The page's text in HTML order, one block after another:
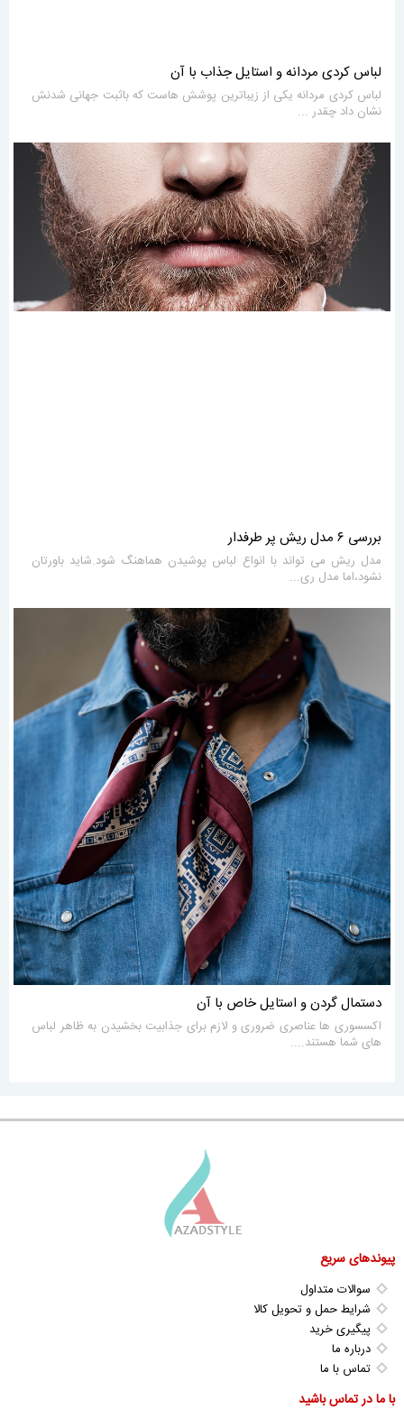
لباس کردی مردانه و استایل جذاب با آن
لباس کردی مردانه یکی از زیباترین پوشش هاست که باثبت جهانی شدنش
نشان داد چقدر ...
بررسی ۶ مدل ریش پر طرفدار
مدل ریش می تواند با انواع لباس پوشیدن هماهنگ شود.شاید باورتان
نشود،اما مدل ری...
دستمال گردن و استایل خاص با آن
اکسسوری ها عناصری ضروری و لازم برای جذابیت بخشیدن به ظاهر لباس
های شما هستند....
پیوندهای سریع
سوالات متداول
شرایط حمل و تحویل کالا
پیگیری خرید
درباره ما
تماس با ما
با ما در تماس باشید